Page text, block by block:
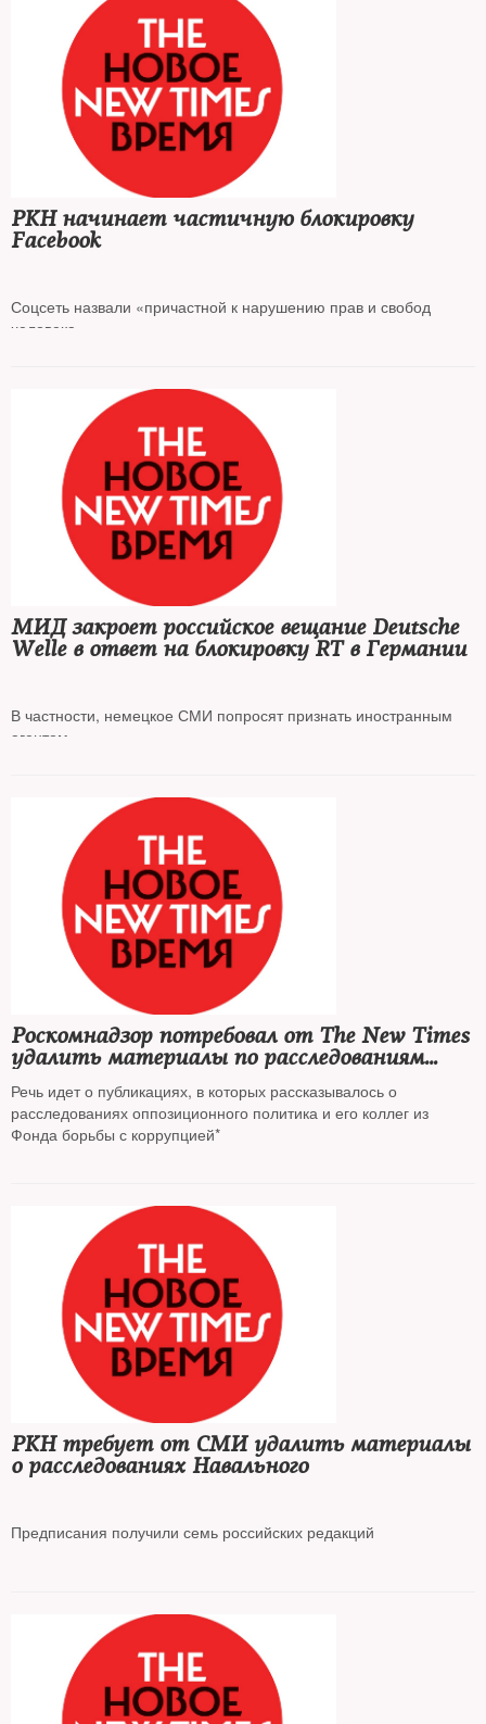
РКН начинает частичную блокировку
Facebook
Соцсеть назвали «причастной к нарушению прав и свобод
человека»
МИД закроет российское вещание Deutsche
Welle в ответ на блокировку RT в Германии
В частности, немецкое СМИ попросят признать иностранным
агентом
Роскомнадзор потребовал от The New Times
удалить материалы по расследованиям
Навального
Речь идет о публикациях, в которых рассказывалось о
расследованиях оппозиционного политика и его коллег из
Фонда борьбы с коррупцией*
РКН требует от СМИ удалить материалы
о расследованиях Навального
Предписания получили семь российских редакций